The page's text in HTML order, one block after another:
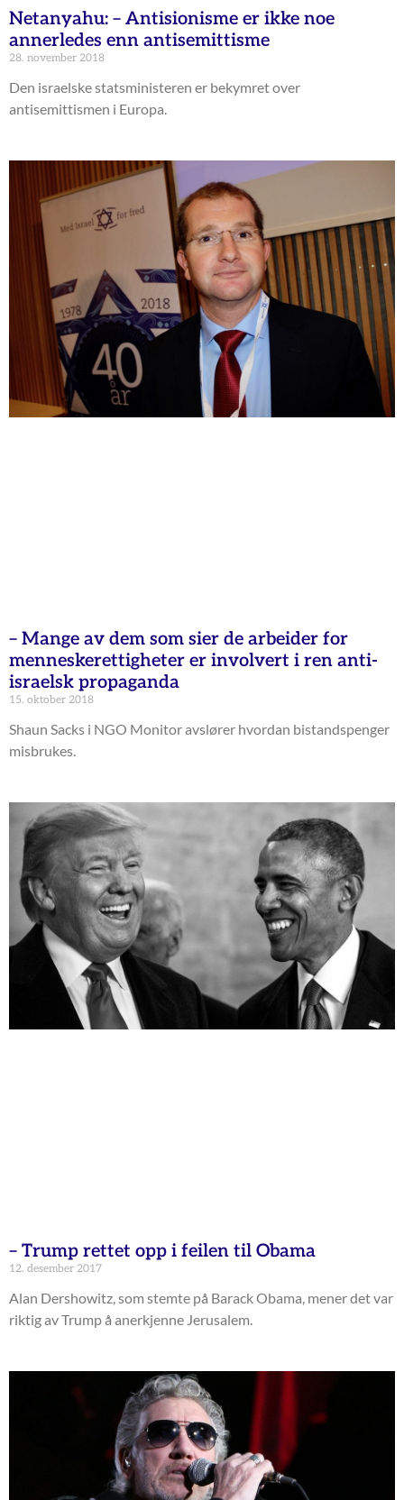
Netanyahu: – Antisionisme er ikke noe
annerledes enn antisemittisme
28. november 2018
Den israelske statsministeren er bekymret over
antisemittismen i Europa.
– Mange av dem som sier de arbeider for
menneskerettigheter er involvert i ren anti-
israelsk propaganda
15. oktober 2018
Shaun Sacks i NGO Monitor avslører hvordan bistandspenger
misbrukes.
– Trump rettet opp i feilen til Obama
12. desember 2017
Alan Dershowitz, som stemte på Barack Obama, mener det var
riktig av Trump å anerkjenne Jerusalem.